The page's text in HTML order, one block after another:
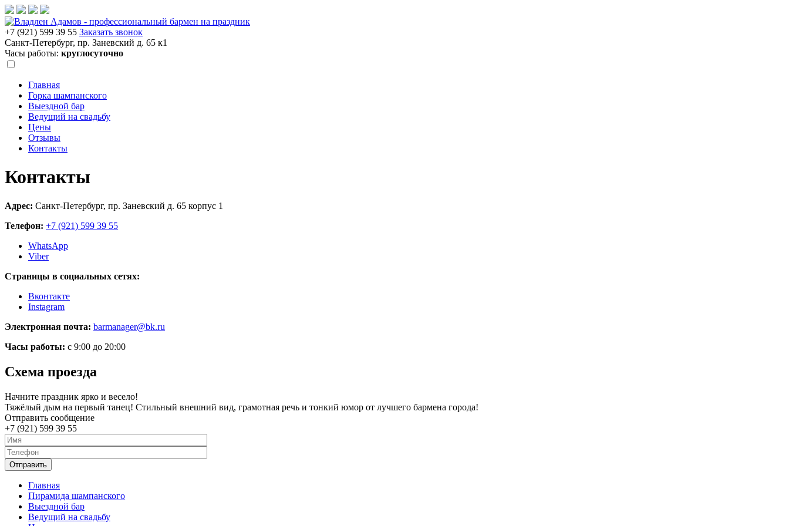
+7 (921) 599 39 55 Заказать звонок
Санкт-Петербург, пр. Заневский д. 65 к1
Часы работы: круглосуточно
Главная
Горка шампанского
Выездной бар
Ведущий на свадьбу
Цены
Отзывы
Контакты
Контакты
Адрес: Санкт-Петербург, пр. Заневский д. 65 корпус 1
Телефон: +7 (921) 599 39 55
WhatsApp
Viber
Страницы в социальных сетях:
Вконтакте
Instagram
Электронная почта: barmanager@bk.ru
Часы работы: с 9:00 до 20:00
Схема проезда
Начните праздник ярко и весело!
Тяжёлый дым на первый танец! Стильный внешний вид, грамотная речь и тонкий юмор от лучшего бармена города!
Отправить сообщение
+7 (921) 599 39 55
Главная
Пирамида шампанского
Выездной бар
Ведущий на свадьбу